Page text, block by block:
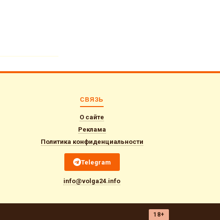
СВЯЗЬ
О сайте
Реклама
Политика конфиденциальности
Telegram
info@volga24.info
18+